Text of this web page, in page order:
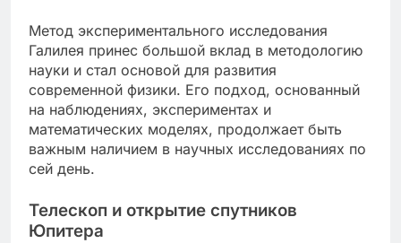
Метод экспериментального исследования
Галилея принес большой вклад в методологию
науки и стал основой для развития
современной физики. Его подход, основанный
на наблюдениях, экспериментах и
математических моделях, продолжает быть
важным наличием в научных исследованиях по
сей день.
Телескоп и открытие спутников
Юпитера